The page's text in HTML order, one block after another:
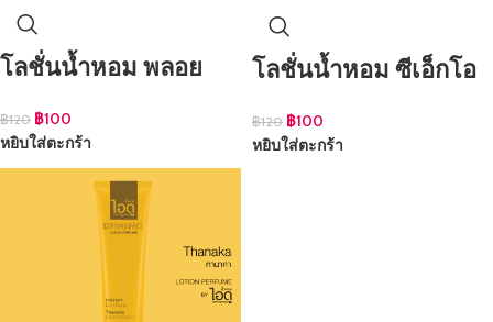
โลชั่นน้ำหอม พลอย
฿120 ฿100
หยิบใส่ตะกร้า
โลชั่นน้ำหอม ซีเอ็กโอ
฿120 ฿100
หยิบใส่ตะกร้า